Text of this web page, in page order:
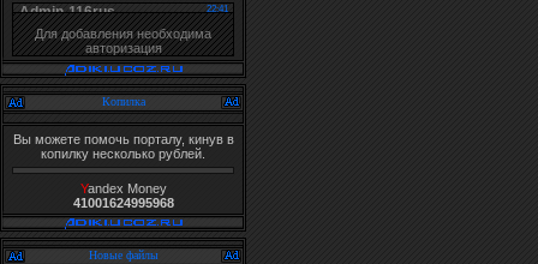
Для добавления необходима
авторизация
Копилка
Вы можете помочь порталу, кинув в
копилку несколько рублей.
Yandex Money
41001624995968
Новые файлы